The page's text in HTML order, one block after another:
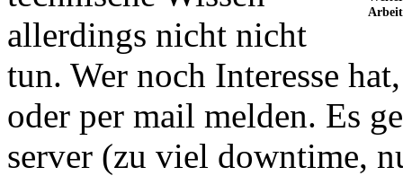
allerdings nicht nicht
tun. Wer noch Interesse
oder per mail melden. Es
server (zu viel downtime,